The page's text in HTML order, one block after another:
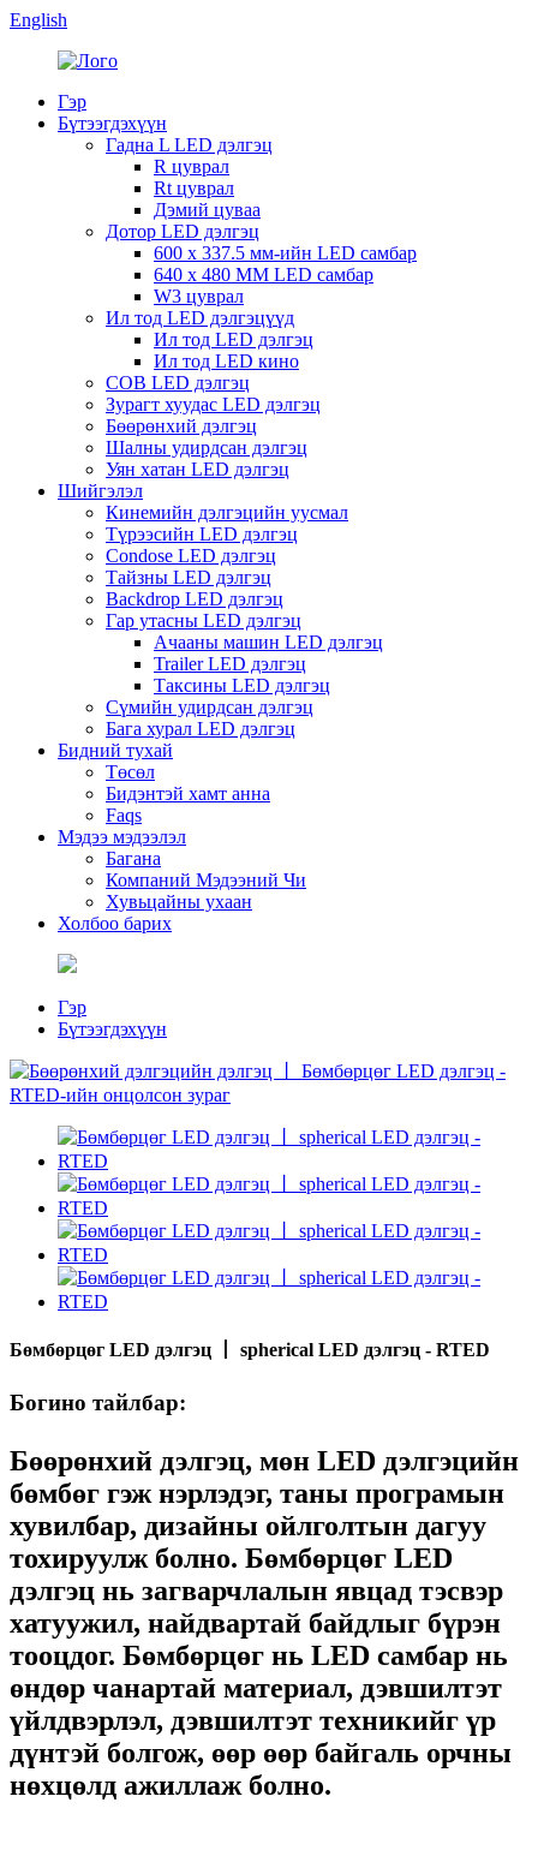
English
Гэр
Бүтээгдэхүүн
Гадна L LED дэлгэц
R цуврал
Rt цуврал
Дэмий цуваа
Дотор LED дэлгэц
600 x 337.5 мм-ийн LED самбар
640 x 480 MM LED самбар
W3 цуврал
Ил тод LED дэлгэцүүд
Ил тод LED дэлгэц
Ил тод LED кино
COB LED дэлгэц
Зурагт хуудас LED дэлгэц
Бөөрөнхий дэлгэц
Шалны удирдсан дэлгэц
Уян хатан LED дэлгэц
Шийгэлэл
Кинемийн дэлгэцийн уусмал
Түрээсийн LED дэлгэц
Condose LED дэлгэц
Тайзны LED дэлгэц
Backdrop LED дэлгэц
Гар утасны LED дэлгэц
Ачааны машин LED дэлгэц
Trailer LED дэлгэц
Таксины LED дэлгэц
Сүмийн удирдсан дэлгэц
Бага хурал LED дэлгэц
Бидний тухай
Төсөл
Бидэнтэй хамт анна
Faqs
Мэдээ мэдээлэл
Багана
Компаний Мэдээний Чи
Хувьцайны ухаан
Холбоо барих
Гэр
Бүтээгдэхүүн
Бөмбөрцөг LED дэлгэц 丨 spherical LED дэлгэц - RTED
Богино тайлбар:
Бөөрөнхий дэлгэц, мөн LED дэлгэцийн
бөмбөг гэж нэрлэдэг, таны програмын
хувилбар, дизайны ойлголтын дагуу
тохируулж болно. Бөмбөрцөг LED
дэлгэц нь загварчлалын явцад тэсвэр
хатуужил, найдвартай байдлыг бүрэн
тооцдог. Бөмбөрцөг нь LED самбар нь
өндөр чанартай материал, дэвшилтэт
үйлдвэрлэл, дэвшилтэт техникийг үр
дүнтэй болгож, өөр өөр байгаль орчны
нөхцөлд ажиллаж болно.